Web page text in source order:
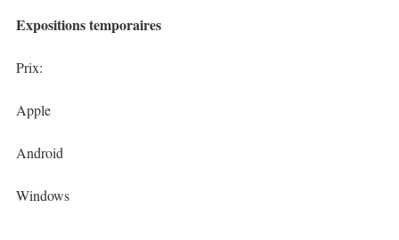
Expositions temporaires
Prix:
Apple
Android
Windows